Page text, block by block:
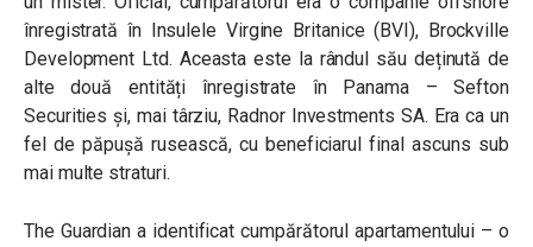
înregistrată în Insulele Virgine Britanice (BVI), Brockville
Development Ltd. Aceasta este la rândul său deținută de
alte două entități înregistrate în Panama – Sefton
Securities și, mai târziu, Radnor Investments SA. Era ca un
fel de păpușă rusească, cu beneficiarul final ascuns sub
mai multe straturi.
The Guardian a identificat cumpărătorul apartamentului – o